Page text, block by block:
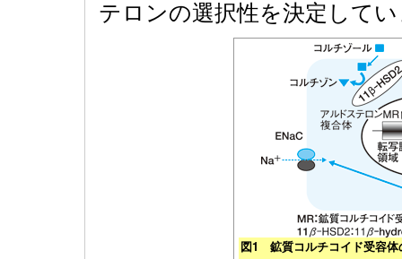
テロンの選択性を決定して
図1 鉱質コルチコイド受容体